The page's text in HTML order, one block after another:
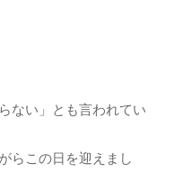
ない」とも言われてい
らこの日を迎えまし